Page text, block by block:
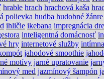
hrable hrach hrachová kaša
polievka hudba hudobné žánre
ihličie ikebana impregnácia
inteligentná domácnosť
hry internetové služby
jahodové smoothie
motívy jarné upratovanie
med jazmínový šampón